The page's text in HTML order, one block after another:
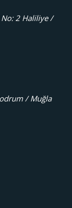
No: 2 Haliliye /
/ Muğla